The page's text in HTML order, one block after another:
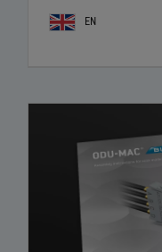
EN